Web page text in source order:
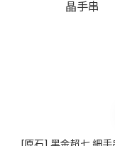
[原石] 黑金超七 細手